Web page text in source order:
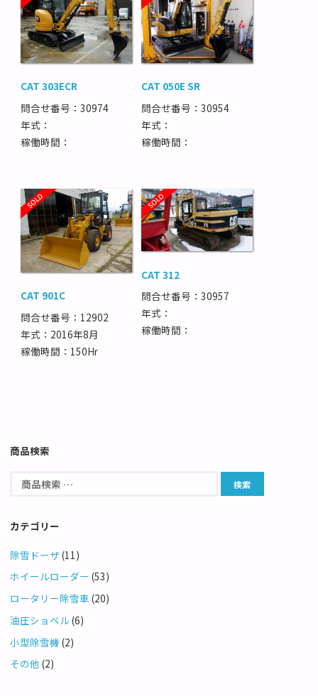
CAT 303ECR
問合せ番号：30974
年式：
稼働時間：
CAT 050E SR
問合せ番号：30954
年式：
稼働時間：
CAT 901C
問合せ番号：12902
年式：2016年8月
稼働時間：150Hr
CAT 312
問合せ番号：30957
年式：
稼働時間：
商品検索
カテゴリー
除雪ドーザ(11)
ホイールローダー (53)
ロータリー除雪車 (20)
油圧ショベル(6)
小型除雪機 (2)
その他 (2)